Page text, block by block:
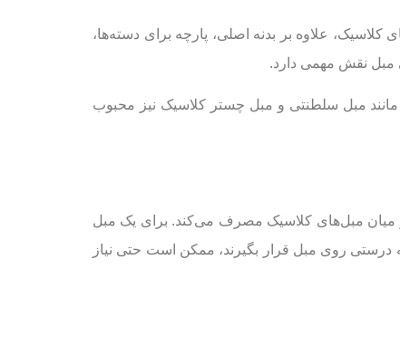
علاوه بر بدنه اصلی، پارچه برای دسته‌ها،
مبل نقش مهمی دارد.
نفره، مبل ۸ نفره و مبل ۹ نفره. علاوه بر آن، مدل‌هایی مانند مبل سلطنتی و مبل چستر کلاسیک نیز محبوب
در میان مبل‌های کلاسیک مصرف می‌کند. برای یک مبل
طرح‌ها به درستی روی مبل قرار بگیرند، ممکن است حتی نیاز